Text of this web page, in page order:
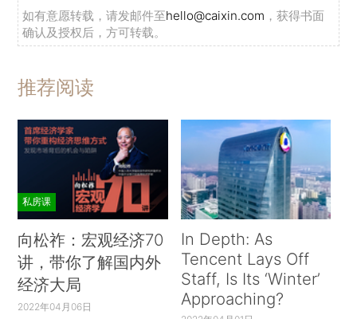
如有意愿转载，请发邮件至hello@caixin.com ，获得书面
确认及授权后，方可转载。
推荐阅读
私房课
向松祚：宏观经济70
讲，带你了解国内外
经济大局
2022年04月06日
In Depth: As
Tencent Lays Off
Staff, Is Its ‘Winter’
Approaching?